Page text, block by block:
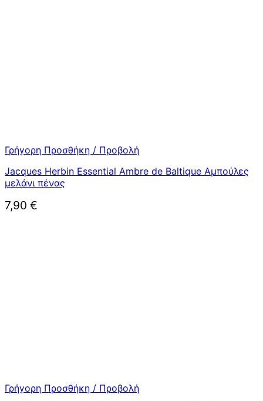
Γρήγορη Προσθήκη / Προβολή
Jacques Herbin Essential Ambre de Baltique Αμπούλες
μελάνι πένας
7,90 €
Γρήγορη Προσθήκη / Προβολή